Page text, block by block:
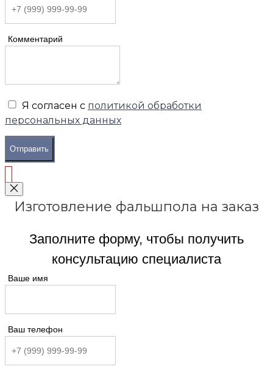
Комментарий
Я согласен с политикой обработки
персональных данных
Отправить
Изготовление фальшпола на заказ
Заполните форму, чтобы получить
консультацию специалиста
Ваше имя
Ваш телефон